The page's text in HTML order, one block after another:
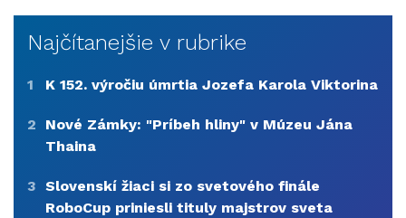
Najčítanejšie v rubrike
1 K 152. výročiu úmrtia Jozefa Karola Viktorina
2
Nové Zámky: "Príbeh hliny" v Múzeu Jána
Thaina
3 Slovenskí žiaci si zo svetového finále
RoboCup priniesli tituly majstrov sveta